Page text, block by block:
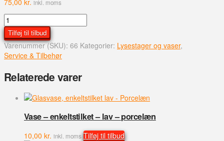
inkl. moms
Lysestage
-
5-
armet
-
Tilføj til tilbud
Varenummer (SKU): 66 Kategorier: Lysestager og vaser,
Service & Tilbehør
Relaterede varer
Vase – enkeltstilket – lav – porcelæn
10,00 kr. inkl. moms Tilføj til tilbud